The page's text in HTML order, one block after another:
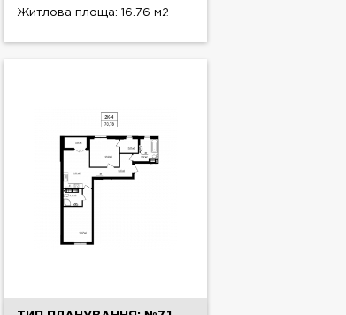
Житлова площа: 16.76 м2